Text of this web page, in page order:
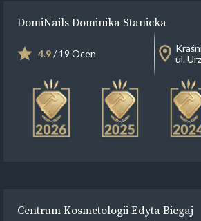
DomiNails Dominika Stanicka
4.9/ 19 Ocen
ul.
Centrum Kosmetologii Edyta Biegaj